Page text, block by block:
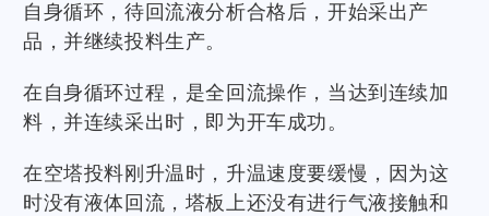
自身循环，待回流液分析合格后，开始采出产
品，并继续投料生产。
在自身循环过程，是全回流操作，当达到连续加
料，并连续采出时，即为开车成功。
在空塔投料刚升温时，升温速度要缓慢，因为这
时没有液体回流，塔板上还没有进行气液接触和